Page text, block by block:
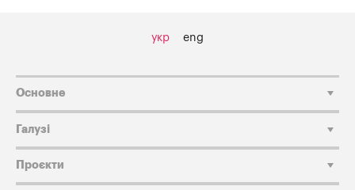
укр eng
Основне
Галузі
Проєкти